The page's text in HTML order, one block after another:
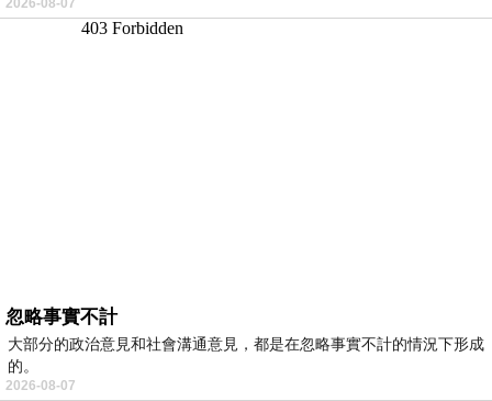
2026-08-07
忽略事實不計
大部分的政治意見和社會溝通意見，都是在忽略事實不計的情況下形成
的。
2026-08-07